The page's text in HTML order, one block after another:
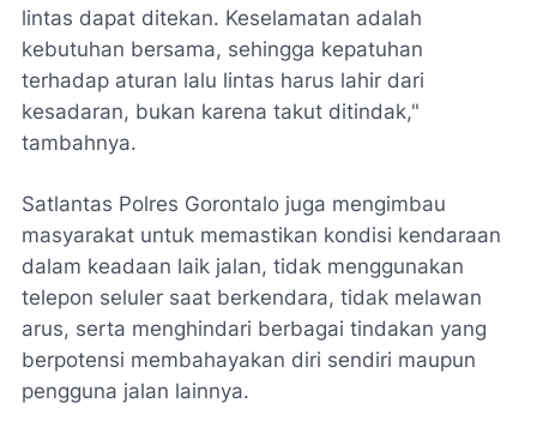
lintas dapat ditekan. Keselamatan adalah
kebutuhan bersama, sehingga kepatuhan
terhadap aturan lalu lintas harus lahir dari
kesadaran, bukan karena takut ditindak,"
tambahnya.
Satlantas Polres Gorontalo juga mengimbau
masyarakat untuk memastikan kondisi kendaraan
dalam keadaan laik jalan, tidak menggunakan
telepon seluler saat berkendara, tidak melawan
arus, serta menghindari berbagai tindakan yang
berpotensi membahayakan diri sendiri maupun
pengguna jalan lainnya.